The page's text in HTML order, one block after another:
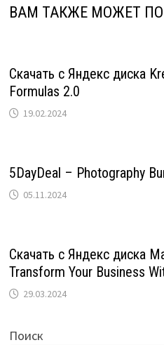
ВАМ ТАКЖЕ МОЖЕТ
Скачать с Яндекс диска
Formulas 2.0
19.02.2024
5DayDeal – Photography
05.11.2024
Скачать с Яндекс диска
Transform Your Business
29.03.2024
Поиск